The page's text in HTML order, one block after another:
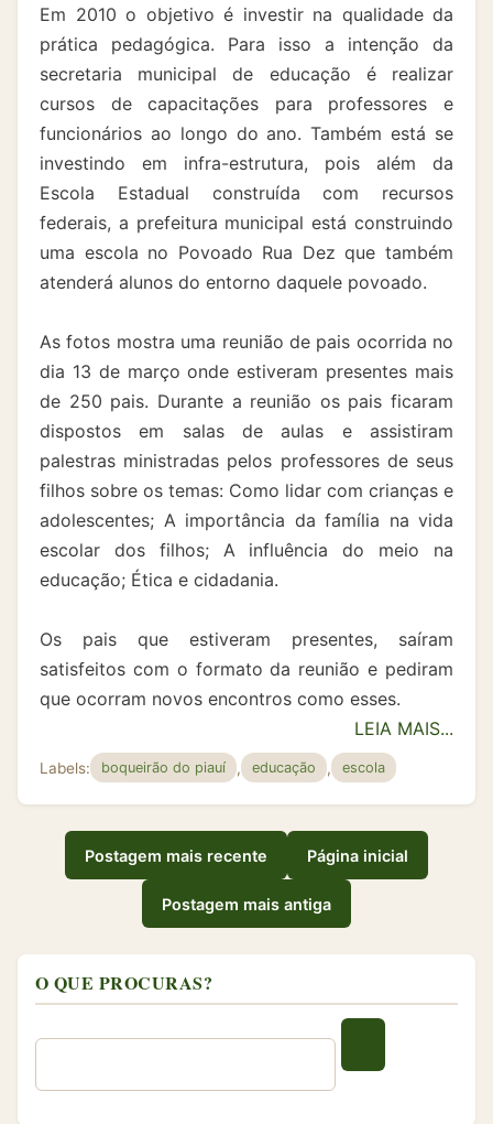
Em 2010 o objetivo é investir na qualidade da
prática pedagógica. Para isso a intenção da
secretaria municipal de educação é realizar
cursos de capacitações para professores e
funcionários ao longo do ano. Também está se
investindo em infra-estrutura, pois além da
Escola Estadual construída com recursos
federais, a prefeitura municipal está construindo
uma escola no Povoado Rua Dez que também
atenderá alunos do entorno daquele povoado.
As fotos mostra uma reunião de pais ocorrida no
dia 13 de março onde estiveram presentes mais
de 250 pais. Durante a reunião os pais ficaram
dispostos em salas de aulas e assistiram
palestras ministradas pelos professores de seus
filhos sobre os temas: Como lidar com crianças e
adolescentes; A importância da família na vida
escolar dos filhos; A influência do meio na
educação; Ética e cidadania.
Os pais que estiveram presentes, saíram
satisfeitos com o formato da reunião e pediram
que ocorram novos encontros como esses.
LEIA MAIS...
Labels: boqueirão do piauí , educação , escola
Postagem mais recente Página inicial
Postagem mais antiga
O QUE PROCURAS?